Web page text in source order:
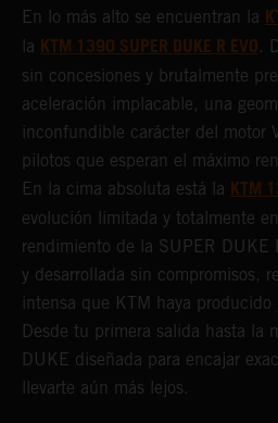
En lo más alto se encuentran la
la KTM 1390 SUPER DUKE R EVO.
sin concesiones y brutalmente
aceleración implacable, una
inconfundible carácter del motor
pilotos que esperan el máximo
En la cima absoluta está la KTM
evolución limitada y totalmente
rendimiento de la SUPER DUKE
y desarrollada sin compromisos,
intensa que KTM haya producido
Desde tu primera salida hasta la
DUKE diseñada para encajar
llevarte aún más lejos.